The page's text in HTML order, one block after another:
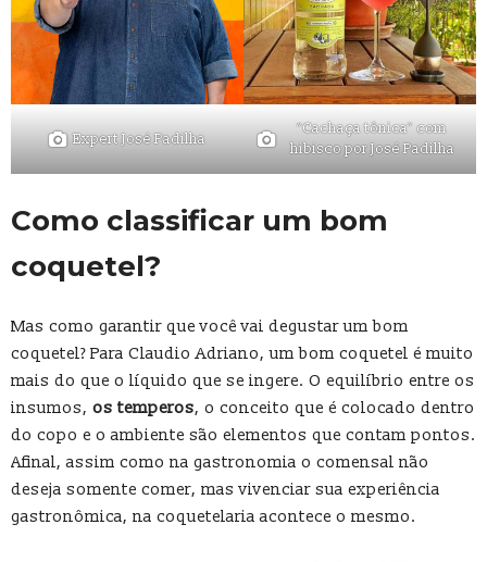
Expert José Padilha
“Cachaça tônica” com
hibisco por José Padilha
Como classificar um bom
coquetel?
Mas como garantir que você vai degustar um bom
coquetel? Para Claudio Adriano, um bom coquetel é muito
mais do que o líquido que se ingere. O equilíbrio entre os
insumos, os temperos, o conceito que é colocado dentro
do copo e o ambiente são elementos que contam pontos.
Afinal, assim como na gastronomia o comensal não
deseja somente comer, mas vivenciar sua experiência
gastronômica, na coquetelaria acontece o mesmo.